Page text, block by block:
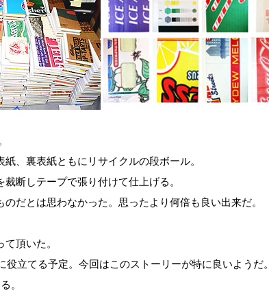
、裏表紙ともにリサイクルの段ボール。
断しテープで張り付けて仕上げる。
だとは思わなかった。思ったより何倍も良い出来だ。
頂いた。
立てる予定。今回はこのストーリーが特に良いようだ。
。